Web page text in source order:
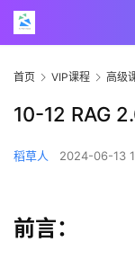
首页 VIP课程 高级
10-12 RAG
稻草人 2024-06-13
前言：